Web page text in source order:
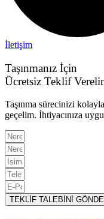
İletişim
Taşınmanız İçin
Ücretsiz Teklif
Taşınma sürecinizi
geçelim. İhtiyacınıza
TEKLİF TALEBİNİ